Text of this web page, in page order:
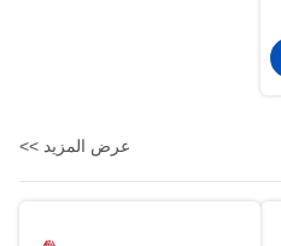
عرض المزيد >>